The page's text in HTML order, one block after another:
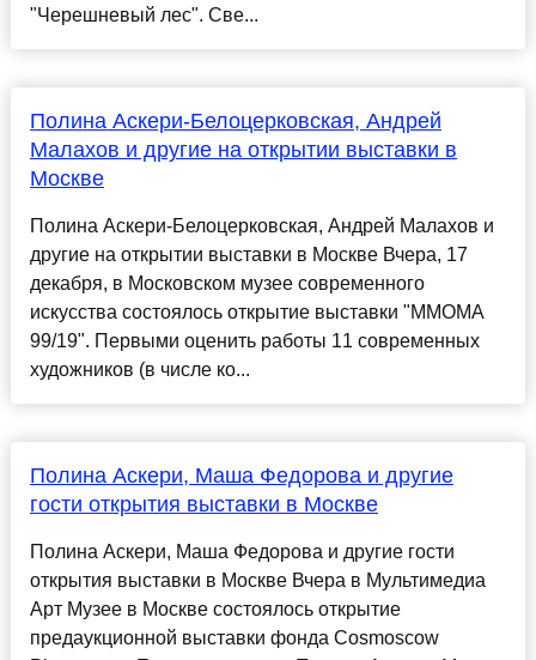
"Черешневый лес". Све...
Полина Аскери-Белоцерковская, Андрей
Малахов и другие на открытии выставки в
Москве
Полина Аскери-Белоцерковская, Андрей Малахов и
другие на открытии выставки в Москве Вчера, 17
декабря, в Московском музее современного
искусства состоялось открытие выставки "ММОМА
99/19". Первыми оценить работы 11 современных
художников (в числе ко...
Полина Аскери, Маша Федорова и другие
гости открытия выставки в Москве
Полина Аскери, Маша Федорова и другие гости
открытия выставки в Москве Вчера в Мультимедиа
Арт Музее в Москве состоялось открытие
предаукционной выставки фонда Cosmoscow